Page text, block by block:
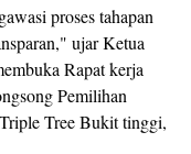
proses tahapan
ujar Ketua
Rapat kerja
Pemilihan
Tree Bukit tinggi,